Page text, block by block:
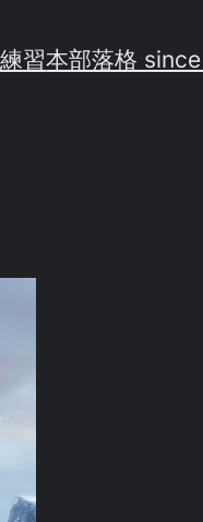
習本部落格